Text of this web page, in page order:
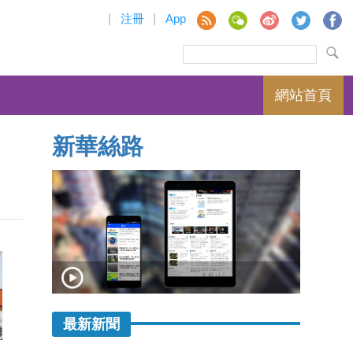
注冊 App
網站首頁
新華絲路
最新新聞